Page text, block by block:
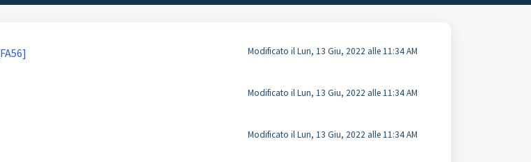
Modificato il Lun, 13 Giu, 2022 alle 11:34 AM
Modificato il Lun, 13 Giu, 2022 alle 11:34 AM
Modificato il Lun, 13 Giu, 2022 alle 11:34 AM